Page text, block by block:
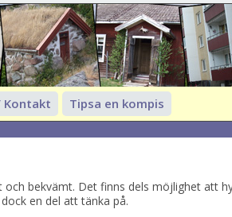
Kontakt Tipsa en kompis
bekvämt. Det finns dels möjlighet att
en del att tänka på.